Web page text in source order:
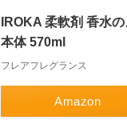
IROKA 柔軟剤 香水
本体 570ml
フレアフレグランス
Amazon